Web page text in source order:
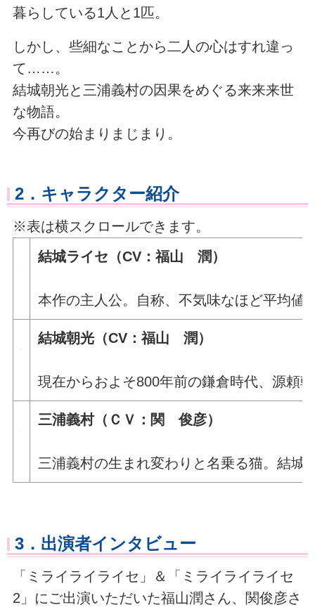
暮らしている1人と1匹。
しかし、些細なことから二人の心はすれ違っ
て……。
結城朝光と三浦義村の因果をめぐる来来来世
な物語。
今再びの始まりまじまり。
2．キャラクター紹介
※表は横スクロールできます。
結城ライセ（CV：福山 潤）
本作の主人公。自称、不気味なほど平均値
結城朝光（CV：福山 潤）
現在からおよそ800年前の鎌倉時代、源頼
三浦義村（ＣＶ：関 俊彦）
三浦義村の生まれ変わりと名乗る猫。結城
3．出演者インタビュー
「ミライライライセ」＆「ミライライライセ
2」にご出演いただいた福山潤さん、関俊彦さ